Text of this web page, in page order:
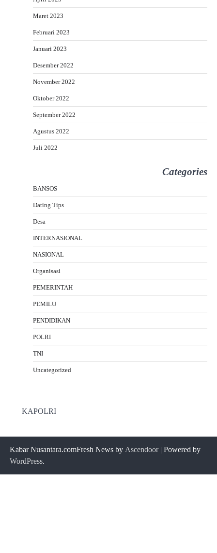
Maret 2023
Februari 2023
Januari 2023
Desember 2022
November 2022
Oktober 2022
September 2022
Agustus 2022
Juli 2022
Categories
BANSOS
Dating Tips
Desa
INTERNASIONAL
NASIONAL
Organisasi
PEMERINTAH
PEMILU
PENDIDIKAN
POLRI
TNI
Uncategorized
KAPOLRI
Kabar Nusantara.comFresh News by Ascendoor| Powered by
WordPress.